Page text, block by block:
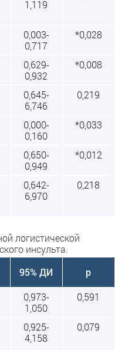
1,119
0,003-
0,717
*0,028
0,629-
0,932
*0,008
0,645-
6,746
0,219
0,000-
0,160
*0,033
0,650-
0,949
*0,012
0,642-
6,970
0,218
логистической
инсульта.
95% ДИ
p
0,973-
1,050
0,591
0,925-
4,158
0,079